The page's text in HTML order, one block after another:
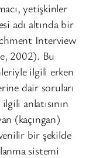
yetişkinler
adı altında bir
Interview
2002). Bu
ilgili erken
dair soruları
anlatısının
(kaçıngan)
bir şekilde
sistemi